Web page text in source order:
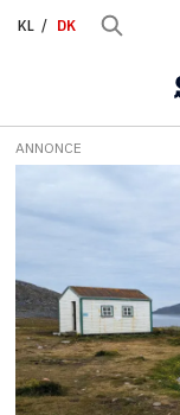
KL DK
Tag:
energi
ANNONCE